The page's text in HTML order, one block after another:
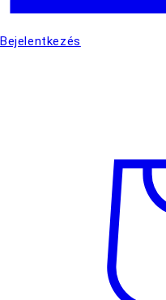
Bejelentkezés